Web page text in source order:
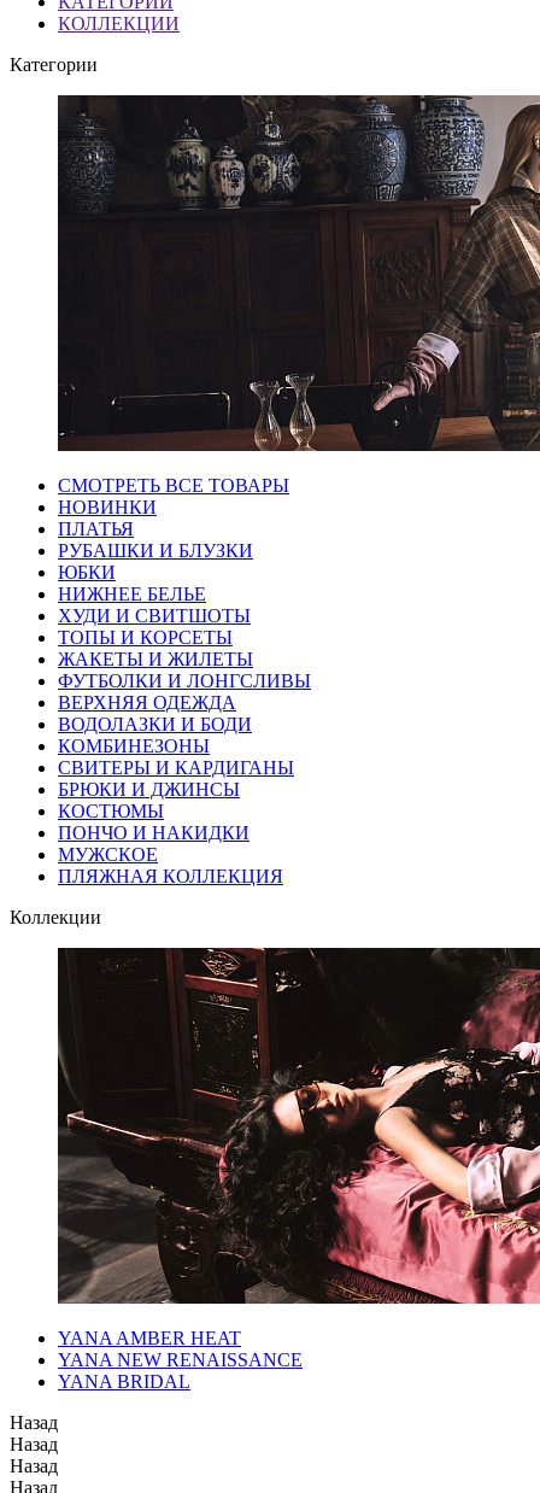
КОЛЛЕКЦИИ
Категории
СМОТРЕТЬ ВСЕ ТОВАРЫ
НОВИНКИ
ПЛАТЬЯ
РУБАШКИ И БЛУЗКИ
ЮБКИ
НИЖНЕЕ БЕЛЬЕ
ХУДИ И СВИТШОТЫ
ТОПЫ И КОРСЕТЫ
ЖАКЕТЫ И ЖИЛЕТЫ
ФУТБОЛКИ И ЛОНГСЛИВЫ
ВЕРХНЯЯ ОДЕЖДА
ВОДОЛАЗКИ И БОДИ
КОМБИНЕЗОНЫ
СВИТЕРЫ И КАРДИГАНЫ
БРЮКИ И ДЖИНСЫ
КОСТЮМЫ
ПОНЧО И НАКИДКИ
МУЖСКОЕ
ПЛЯЖНАЯ КОЛЛЕКЦИЯ
Коллекции
YANA AMBER HEAT
YANA NEW RENAISSANCE
YANA BRIDAL
Назад
Назад
Назад
Назад